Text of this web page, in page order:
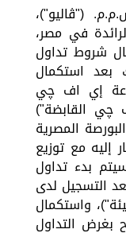
("ڤاليو")،
في مصر،
شروط تداول
بعد استكمال
إي اف چي
القابضة")
المصرية
ويُشار إليه مع توزيع
بدء تداول
التسجيل لدى
واستكمال
بغرض التداول